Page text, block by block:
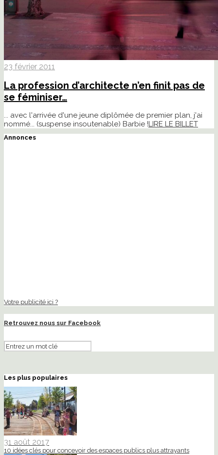
23 février 2011
La profession d’architecte n’en finit pas de
se féminiser…
... avec l'arrivée d'une jeune diplômée de premier plan, j'ai
nommé... (suspense insoutenable) Barbie !LIRE LE BILLET
Annonces
Votre publicité ici ?
Retrouvez nous sur Facebook
Les plus populaires
31 août 2017
10 idées clés pour concevoir des espaces publics plus attrayants